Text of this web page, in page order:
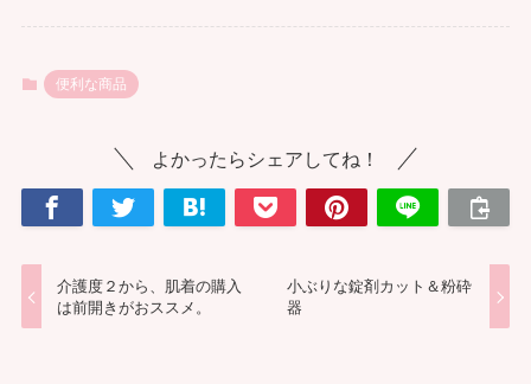
便利な商品
よかったらシェアしてね！
介護度２から、肌着の購入
は前開きがおススメ。
小ぶりな錠剤カット＆粉砕
器